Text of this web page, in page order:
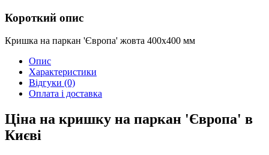
Короткий опис
Кришка на паркан 'Європа' жовта 400х400 мм
Опис
Характеристики
Відгуки (0)
Оплата і доставка
Ціна на кришку на паркан 'Європа' в
Києві